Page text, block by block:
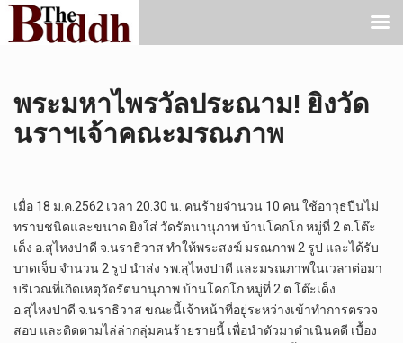
พระมหาไพรวัลประณาม! ยิงวัด
นราฯเจ้าคณะมรณภาพ
เมื่อ 18 ม.ค.2562 เวลา 20.30 น. คนร้ายจำนวน 10 คน ใช้อาวุธปืนไม่
ทราบชนิดและขนาด ยิงใส่ วัดรัตนานุภาพ บ้านโคกโก หมู่ที่ 2 ต.โต๊ะ
เด็ง อ.สุไหงปาดี จ.นราธิวาส ทำให้พระสงฆ์ มรณภาพ 2 รูป และได้รับ
บาดเจ็บ จำนวน 2 รูป นำส่ง รพ.สุไหงปาดี และมรณภาพในเวลาต่อมา
บริเวณที่เกิดเหตุวัดรัตนานุภาพ บ้านโคกโก หมู่ที่ 2 ต.โต๊ะเด็ง
อ.สุไหงปาดี จ.นราธิวาส ขณะนี้เจ้าหน้าที่อยู่ระหว่างเข้าทำการตรวจ
สอบ และติดตามไล่ล่ากลุ่มคนร้ายรายนี้ เพื่อนำตัวมาดำเนินคดี เบื้อง